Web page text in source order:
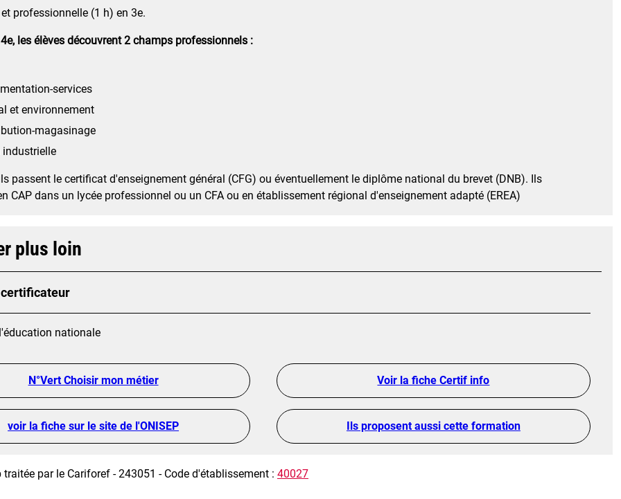
professionnelle (1 h) en 3e.
les élèves découvrent 2 champs professionnels :
services
et environnement
magasinage
passent le certificat d'enseignement général (CFG) ou éventuellement le diplôme national du brevet (DNB). Ils
CAP dans un lycée professionnel ou un CFA ou en établissement régional d'enseignement adapté (EREA)
plus loin
nationale
N°Vert Choisir mon métier Voir la fiche Certif info
voir la fiche sur le site de l'ONISEP Ils proposent aussi cette formation
traitée par le Cariforef - 243051 - Code d'établissement : 40027